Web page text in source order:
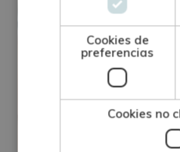
Cookies de
preferencias
Cookies no